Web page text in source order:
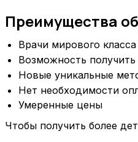
Преимущества
Врачи мирового
Возможность
Новые уникальные
Нет необходимости
Умеренные цены
Чтобы получить более